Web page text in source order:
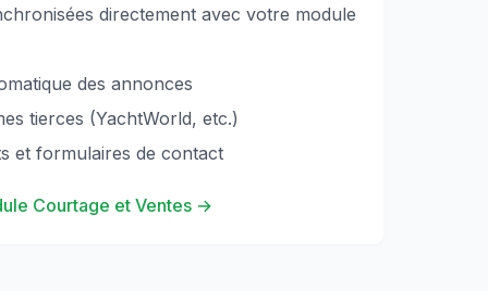
directement avec votre module
des annonces
tierces (YachtWorld, etc.)
et formulaires de contact
Courtage et Ventes →